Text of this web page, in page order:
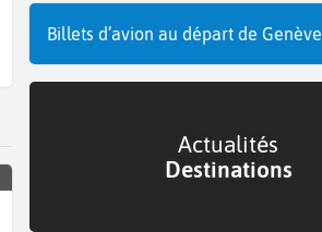
Billets d’avion au départ de Genève
Actualités
Destinations